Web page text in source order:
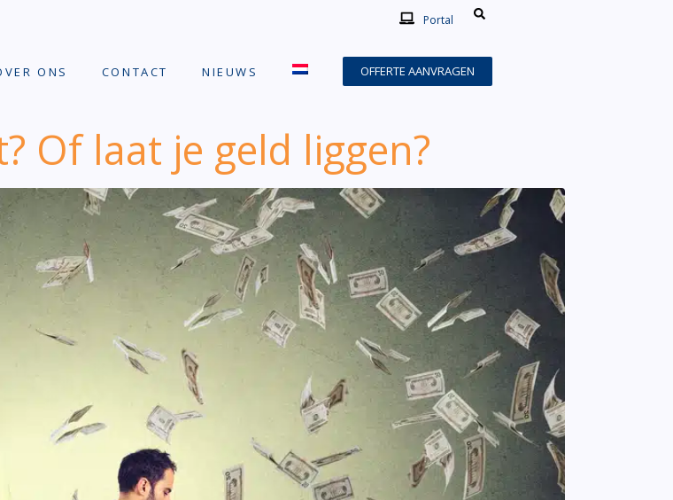
Portal
ONS CONTACT NIEUWS OFFERTE AANVRAGEN
Of laat je geld liggen?